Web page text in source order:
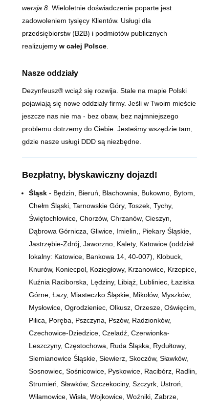
wersja 8. Wieloletnie doświadczenie poparte jest
zadowoleniem tysięcy Klientów. Usługi dla
przedsiębiorstw (B2B) i podmiotów publicznych
realizujemy w całej Polsce.
Nasze oddziały
Dezynfeusz® wciąż się rozwija. Stale na mapie Polski
pojawiają się nowe oddziały firmy. Jeśli w Twoim mieście
jeszcze nas nie ma - bez obaw, bez najmniejszego
problemu dotrzemy do Ciebie. Jesteśmy wszędzie tam,
gdzie nasze usługi DDD są niezbędne.
Bezpłatny, błyskawiczny dojazd!
Śląsk- Będzin, Bieruń, Blachownia, Bukowno, Bytom,
Chełm Śląski, Tarnowskie Góry, Toszek, Tychy,
Świętochłowice, Chorzów, Chrzanów, Cieszyn,
Dąbrowa Górnicza, Gliwice, Imielin,, Piekary Śląskie,
Jastrzębie-Zdrój, Jaworzno, Kalety, Katowice (oddział
lokalny: Katowice, Bankowa 14, 40-007) , Kłobuck,
Knurów, Koniecpol, Koziegłowy, Krzanowice, Krzepice,
Kuźnia Raciborska, Lędziny, Libiąż, Lubliniec, Łaziska
Górne, Łazy, Miasteczko Śląskie, Mikołów, Myszków,
Mysłowice, Ogrodzieniec, Olkusz, Orzesze, Oświęcim,
Pilica, Poręba, Pszczyna, Pszów, Radzionków,
Czechowice-Dziedzice, Czeladź, Czerwionka-
Leszczyny, Częstochowa, Ruda Śląska, Rydułtowy,
Siemianowice Śląskie, Siewierz, Skoczów, Sławków,
Sosnowiec, Sośnicowice, Pyskowice, Racibórz, Radlin,
Strumień, Sławków, Szczekociny, Szczyrk, Ustroń,
Wilamowice, Wisła, Wojkowice, Woźniki, Zabrze,